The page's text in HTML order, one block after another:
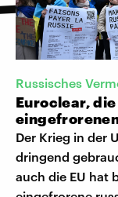
Russisches
Euroclear,
Der Krieg in der
dringend
auch die EU hat